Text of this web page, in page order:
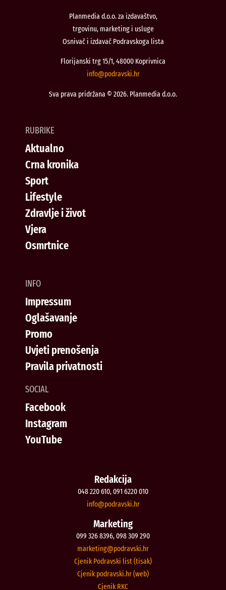
Planmedia d.o.o. za izdavaštvo,
trgovinu, marketing i usluge
Osnivač i izdavač Podravskoga lista
Florijanski trg 15/1, 48000 Koprivnica
rh.iksvardop
@ofni
Sva prava pridržana © 2026. Planmedia d.o.o.
RUBRIKE
Aktualno
Crna kronika
Sport
Lifestyle
Zdravlje i život
Vjera
Osmrtnice
INFO
Impressum
Oglašavanje
Promo
Uvjeti prenošenja
Pravila privatnosti
SOCIAL
Facebook
Instagram
YouTube
Redakcija
048 220 610, 091 6220 010
rh.iksvardop
@ofni
Marketing
099 326 8396, 098 309 290
rh.iksvardop
@gnitekram
Cjenik Podravski list (tisak)
Cjenik podravski.hr (web)
Cjenik RKC